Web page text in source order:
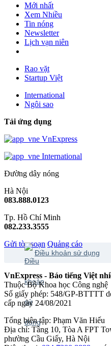
Mới nhất
Xem Nhiều
Tin nóng
Newsletter
Lịch vạn niên
Rao vặt
Startup Việt
International
Ngôi sao
Tải ứng dụng
VnExpress
International
Đường dây nóng
Hà Nội
083.888.0123
Tp. Hồ Chí Minh
082.233.3555
Gửi tòa soạn Quảng cáo
Điều khoản sử dụng
VnExpress - Báo tiếng Việt
Thuộc Bộ Khoa học Công nghệ
Số giấy phép: 548/GP-BTTTT
cấp ngày 24/08/2021
Tổng biên tập: Phạm Văn Hiếu
Địa chỉ: Tầng 10, Tòa A FPT
phường Cầu Giấy, Hà Nội